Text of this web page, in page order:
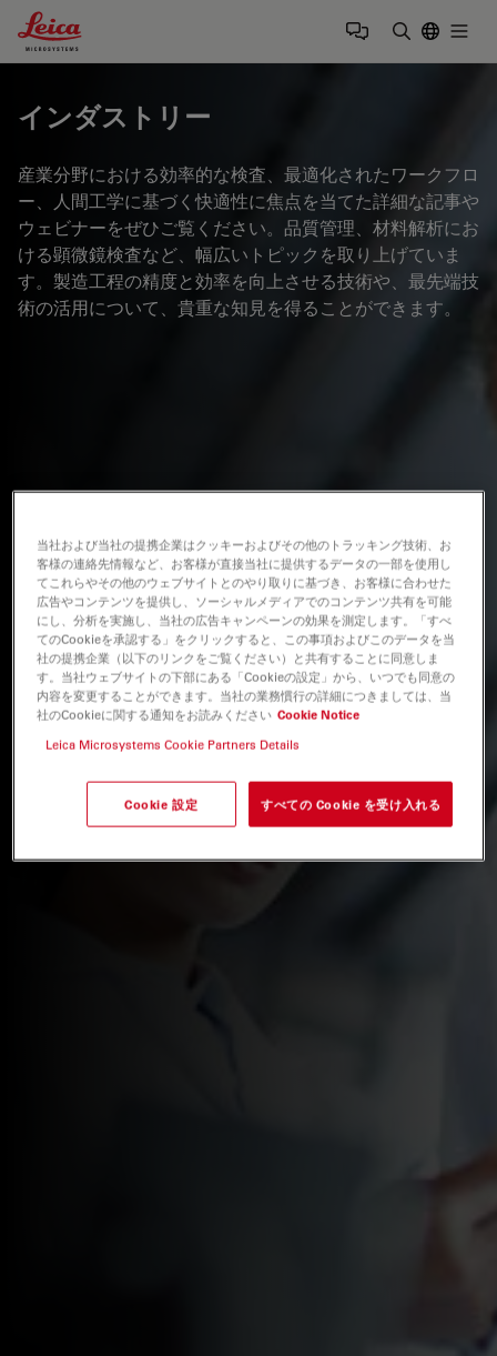
Leica Microsystems Logo
インダストリー
産業分野における効率的な検査、最適化されたワークフロ
ー、人間工学に基づく快適性に焦点を当てた詳細な記事や
ウェビナーをぜひご覧ください。品質管理、材料解析にお
ける顕微鏡検査など、幅広いトピックを取り上げていま
す。製造工程の精度と効率を向上させる技術や、最先端技
術の活用について、貴重な知見を得ることができます。
当社および当社の提携企業はクッキーおよびその他のトラッキング技術、お
客様の連絡先情報など、お客様が直接当社に提供するデータの一部を使用し
てこれらやその他のウェブサイトとのやり取りに基づき、お客様に合わせた
広告やコンテンツを提供し、ソーシャルメディアでのコンテンツ共有を可能
にし、分析を実施し、当社の広告キャンペーンの効果を測定します。「すべ
てのCookieを承認する」をクリックすると、この事項およびこのデータを当
社の提携企業（以下のリンクをご覧ください）と共有することに同意しま
す。当社ウェブサイトの下部にある「Cookieの設定」から、いつでも同意の
内容を変更することができます。当社の業務慣行の詳細につきましては、当
社のCookieに関する通知をお読みください Cookie Notice
Leica Microsystems Cookie Partners Details
Cookie 設定 すべての Cookie を受け入れる